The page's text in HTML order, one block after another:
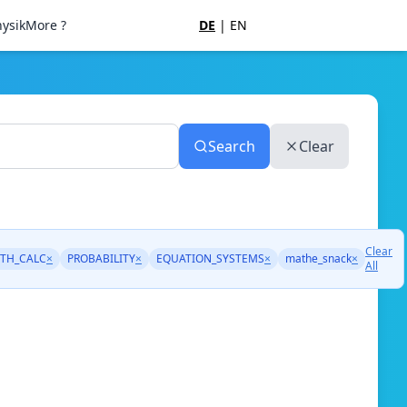
More ? DE | EN
Search Clear
× PROBABILITY× EQUATION_SYSTEMS× mathe_snack× Clear
All